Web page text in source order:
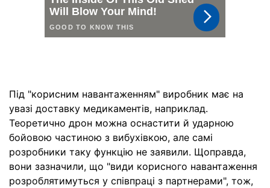
Під "корисним навантаженням" виробник має на
увазі доставку медикаментів, наприклад.
Теоретично дрон можна оснастити й ударною
бойовою частиною з вибухівкою, але самі
розробники таку функцію не заявили. Щоправда,
вони зазначили, що "види корисного навантаження
розроблятимуться у співпраці з партнерами", тож,